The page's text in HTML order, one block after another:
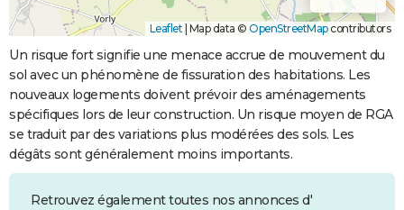
Leaflet Map data © OpenStreetMapcontributors
Un risque fort signifie une menace accrue de mouvement du
sol avec un phénomène de fissuration des habitations. Les
nouveaux logements doivent prévoir des aménagements
spécifiques lors de leur construction. Un risque moyen de RGA
se traduit par des variations plus modérées des sols. Les
dégâts sont généralement moins importants.
Retrouvez également toutes nos annonces d'